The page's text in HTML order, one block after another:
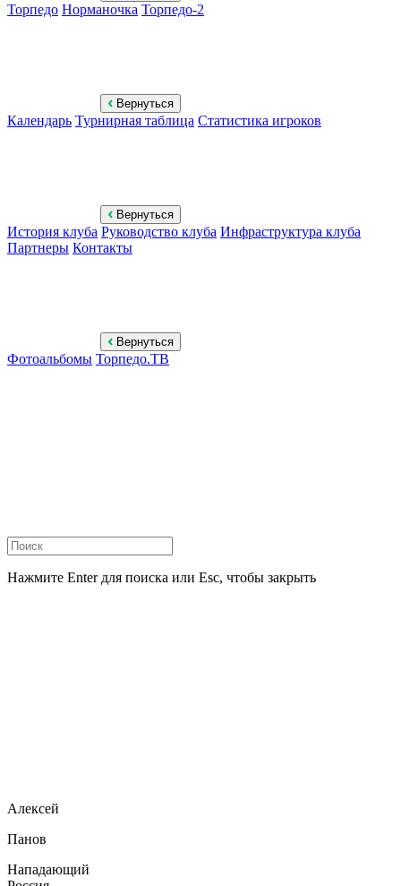
Торпедо Норманочка Торпедо-2
Вернуться
Календарь Турнирная таблица Статистика игроков
Вернуться
История клуба Руководство клуба Инфраструктура клуба
Партнеры Контакты
Вернуться
Фотоальбомы Торпедо.ТВ
Нажмите Enter для поиска или Esc, чтобы закрыть
Алексей
Панов
Нападающий